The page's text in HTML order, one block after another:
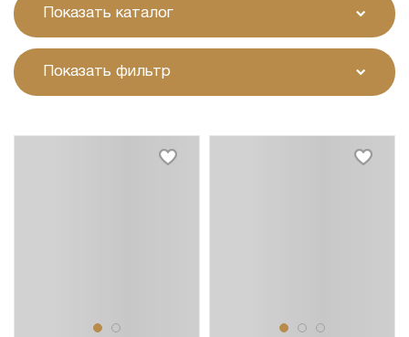
Показать каталог
Показать фильтр